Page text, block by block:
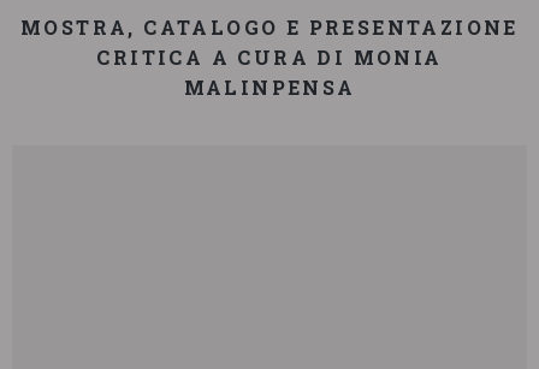
MOSTRA, CATALOGO E PRESENTAZIONE
CRITICA A CURA DI MONIA
MALINPENSA